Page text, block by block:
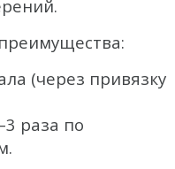
(через привязку
раза по